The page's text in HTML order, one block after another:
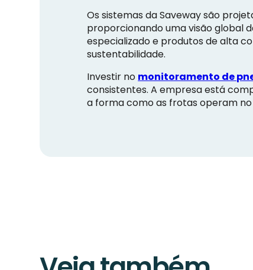
Os sistemas da Saveway são
proporcionando uma visão global
especializado e produtos de alta
sustentabilidade.
Investir no monitoramento de
consistentes. A empresa está
a forma como as frotas operam no